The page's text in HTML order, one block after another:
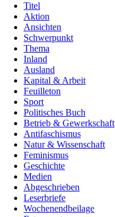
Titel
Aktion
Ansichten
Schwerpunkt
Thema
Inland
Ausland
Kapital & Arbeit
Feuilleton
Sport
Politisches Buch
Betrieb & Gewerkschaft
Antifaschismus
Natur & Wissenschaft
Feminismus
Geschichte
Medien
Abgeschrieben
Leserbriefe
Wochenendbeilage